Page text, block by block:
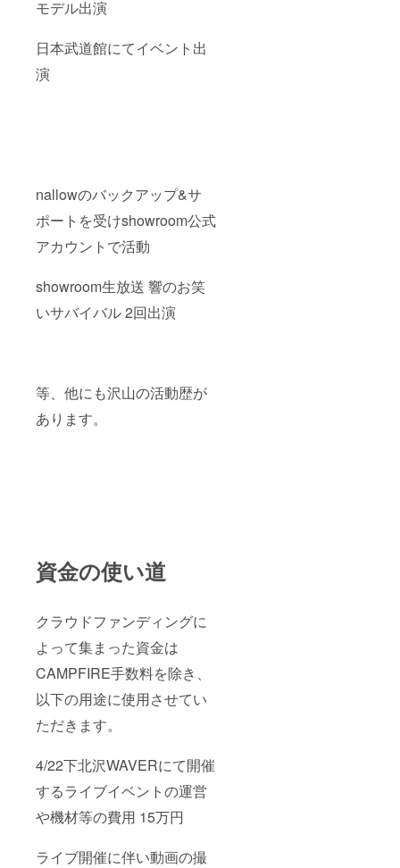
モデル出演
日本武道館にてイベント出
演
nallowのバックアップ&サ
ポートを受けshowroom公式
アカウントで活動
showroom生放送 響のお笑
いサバイバル 2回出演
等、他にも沢山の活動歴が
あります。
資金の使い道
クラウドファンディングに
よって集まった資金は
CAMPFIRE手数料を除き、
以下の用途に使用させてい
ただきます。
4/22下北沢WAVERにて開催
するライブイベントの運営
や機材等の費用 15万円
ライブ開催に伴い動画の撮